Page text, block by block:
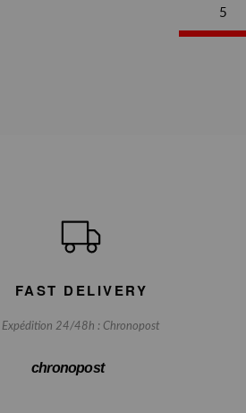
5
FAST DELIVERY
Expédition 24/48h : Chronopost
chronopost